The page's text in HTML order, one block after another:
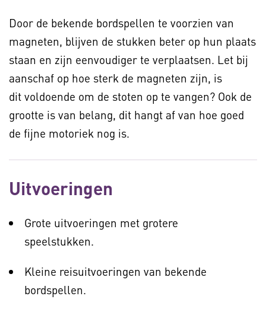
Door de bekende bordspellen te voorzien van
magneten, blijven de stukken beter op hun plaats
staan en zijn eenvoudiger te verplaatsen. Let bij
aanschaf op hoe sterk de magneten zijn, is
dit voldoende om de stoten op te vangen? Ook de
grootte is van belang, dit hangt af van hoe goed
de fijne motoriek nog is.
Uitvoeringen
Grote uitvoeringen met grotere
speelstukken.
Kleine reisuitvoeringen van bekende
bordspellen.